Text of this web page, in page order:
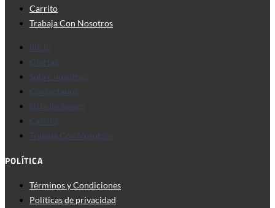
Carrito
Trabaja Con Nosotros
Inicio
Ofertas
Sobre nosotros
Contáctanos
Lista de deseos
Carrito
Trabaja Con Nosotros
POLÍTICA
Términos y Condiciones
Políticas de privacidad